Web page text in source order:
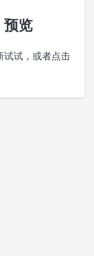
览
试试，或者点击